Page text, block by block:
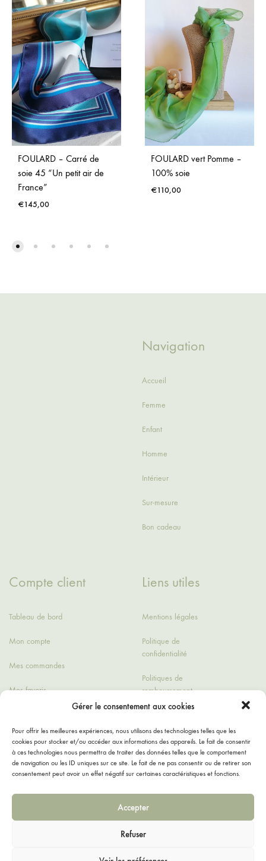
Gérer le consentement aux cookies
Pour offrir les meilleures expériences, nous utilisons des technologies telles que les
cookies pour stocker et/ou accéder aux informations des appareils. Le fait de consentir
à ces technologies nous permettra de traiter des données telles que le comportement
de navigation ou les ID uniques sur ce site. Le fait de ne pas consentir ou de retirer son
consentement peut avoir un effet négatif sur certaines caractéristiques et fonctions.
Accepter
Refuser
FOULARD – Carré de
soie 45 “Un petit air de
France”
€145,00
FOULARD vert Pomme –
100% soie
€110,00
Navigation
Accueil
Femme
Enfant
Homme
Intérieur
Sur-mesure
Bon cadeau
Compte client
Tableau de bord
Mon compte
Mes commandes
Mes favoris
Liens utiles
Mentions légales
Politique de
confidentialité
Politiques de
remboursement
de ventes
Contact
Facebook